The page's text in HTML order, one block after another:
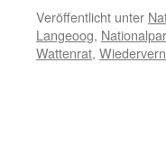
Veröffentlicht unter
Langeoog,
Wattenrat,